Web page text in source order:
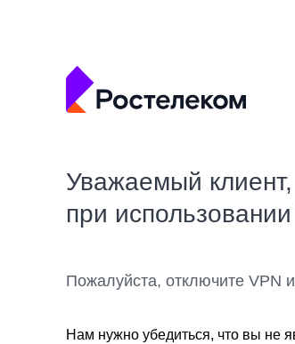
Уважаемый
при
Пожалуйста, отключите VPN
Нам нужно убедиться, что вы не